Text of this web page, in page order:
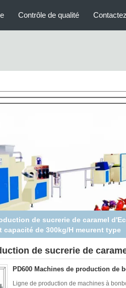
Contrôle de qualité
de sucrerie de caramel
capacité de 300kg/H meurent type
de sucrerie de
PD600 Machines de production de
Ligne de production de machines à